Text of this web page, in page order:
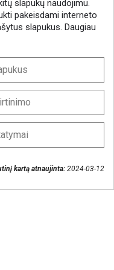
saugomi
slapukų naudojimu.
pakeisdami interneto
slapukus. Daugiau
kartą atnaujinta: 2024-03-12